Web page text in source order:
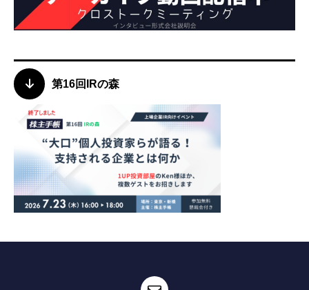
第16回IRの森